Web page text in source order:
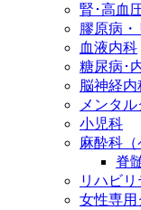
腎･高血
膠原病
血液内科
糖尿病･
脳神経内
メンタ
小児科
麻酔科（
脊
リハビ
女性専用